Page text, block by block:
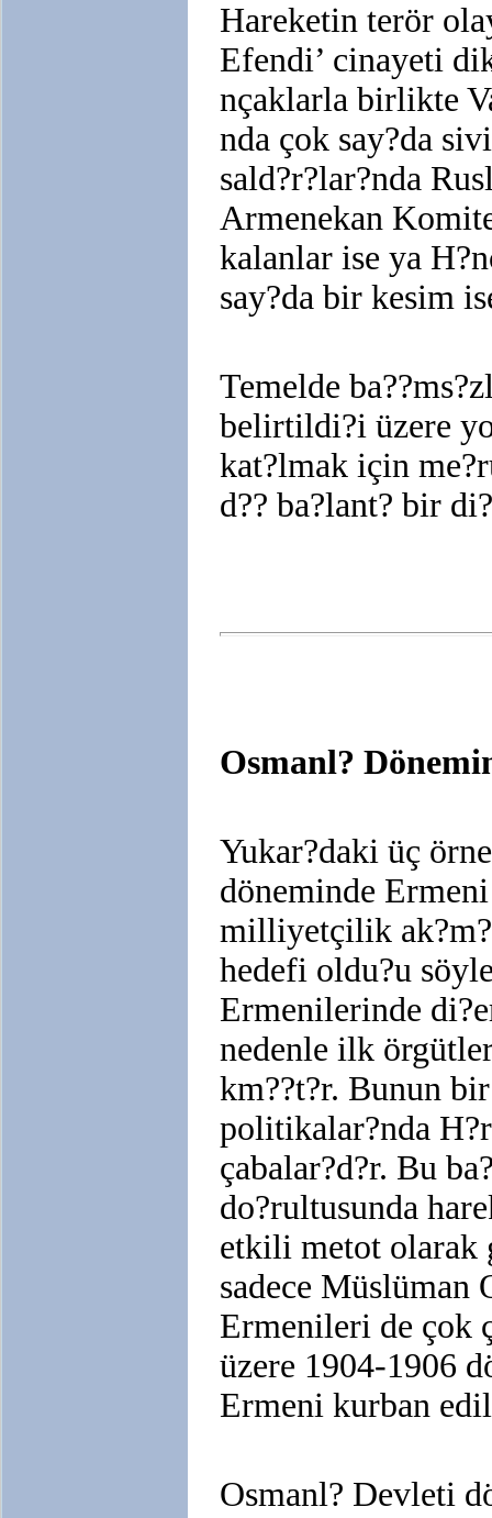
Hareketin terör
Efendi’ cinayeti
nçaklarla birlikte
nda çok say?da
sald?r?lar?nda
Armenekan
kalanlar ise ya
say?da bir kesim
Temelde
belirtildi?i üzere
kat?lmak için
d?? ba?lant? bir
Osmanl?
Yukar?daki üç
döneminde
milliyetçilik
hedefi oldu?u
Ermenilerinde
nedenle ilk
km??t?r. Bunun
politikalar?nda
çabalar?d?r. Bu
do?rultusunda
etkili metot olarak
sadece Müslüman
Ermenileri de çok
üzere 1904-1906
Ermeni kurban
Osmanl? Devleti